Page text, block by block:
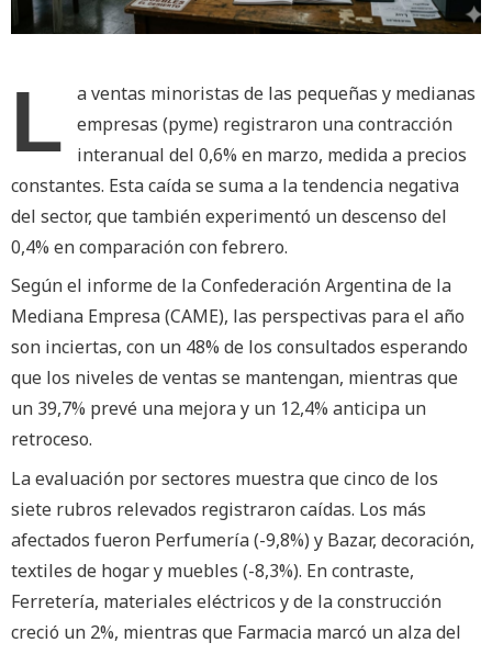
L
a ventas minoristas de las pequeñas y medianas
empresas (pyme) registraron una contracción
interanual del 0,6% en marzo, medida a precios
constantes. Esta caída se suma a la tendencia negativa
del sector, que también experimentó un descenso del
0,4% en comparación con febrero.
Según el informe de la Confederación Argentina de la
Mediana Empresa (CAME), las perspectivas para el año
son inciertas, con un 48% de los consultados esperando
que los niveles de ventas se mantengan, mientras que
un 39,7% prevé una mejora y un 12,4% anticipa un
retroceso.
La evaluación por sectores muestra que cinco de los
siete rubros relevados registraron caídas. Los más
afectados fueron Perfumería (-9,8%) y Bazar, decoración,
textiles de hogar y muebles (-8,3%). En contraste,
Ferretería, materiales eléctricos y de la construcción
creció un 2%, mientras que Farmacia marcó un alza del